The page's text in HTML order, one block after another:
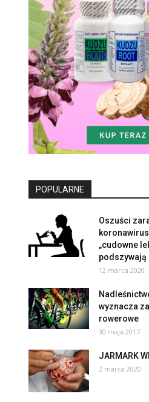
POPULARNE
Oszuści
„cudowne
podszywają
12 marca 2020
wyznacza
rowerowe
30 maja 2017
JARMARK
2 marca 2020